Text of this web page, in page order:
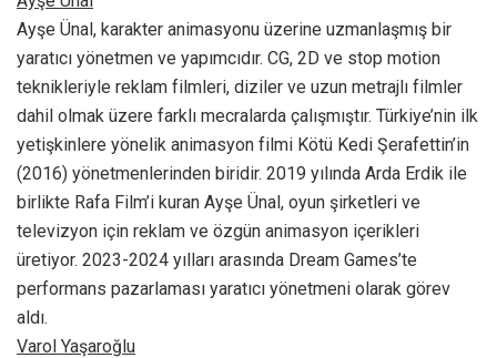
Ayşe Ünal, karakter animasyonu üzerine uzmanlaşmış bir
yaratıcı yönetmen ve yapımcıdır. CG, 2D ve stop motion
teknikleriyle reklam filmleri, diziler ve uzun metrajlı filmler
dahil olmak üzere farklı mecralarda çalışmıştır. Türkiye’nin ilk
yetişkinlere yönelik animasyon filmi Kötü Kedi Şerafettin’in
(2016) yönetmenlerinden biridir. 2019 yılında Arda Erdik ile
birlikte Rafa Film’i kuran Ayşe Ünal, oyun şirketleri ve
televizyon için reklam ve özgün animasyon içerikleri
üretiyor. 2023-2024 yılları arasında Dream Games’te
performans pazarlaması yaratıcı yönetmeni olarak görev
aldı.
Varol Yaşaroğlu